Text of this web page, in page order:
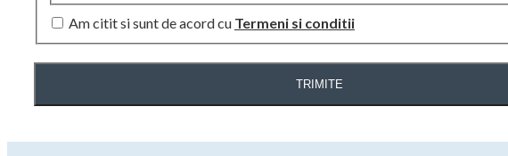
Am citit si sunt de acord cu Termeni si conditii
TRIMITE